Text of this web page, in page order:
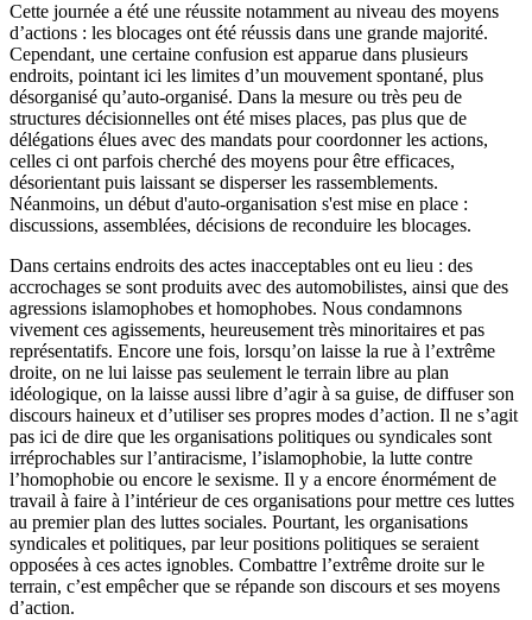
Cette journée a été une réussite notamment au niveau des moyens
d’actions : les blocages ont été réussis dans une grande majorité.
Cependant, une certaine confusion est apparue dans plusieurs
endroits, pointant ici les limites d’un mouvement spontané, plus
désorganisé qu’auto-organisé. Dans la mesure ou très peu de
structures décisionnelles ont été mises places, pas plus que de
délégations élues avec des mandats pour coordonner les actions,
celles ci ont parfois cherché des moyens pour être efficaces,
désorientant puis laissant se disperser les rassemblements.
Néanmoins, un début d'auto-organisation s'est mise en place :
discussions, assemblées, décisions de reconduire les blocages.
Dans certains endroits des actes inacceptables ont eu lieu : des
accrochages se sont produits avec des automobilistes, ainsi que des
agressions islamophobes et homophobes. Nous condamnons
vivement ces agissements, heureusement très minoritaires et pas
représentatifs. Encore une fois, lorsqu’on laisse la rue à l’extrême
droite, on ne lui laisse pas seulement le terrain libre au plan
idéologique, on la laisse aussi libre d’agir à sa guise, de diffuser son
discours haineux et d’utiliser ses propres modes d’action. Il ne s’agit
pas ici de dire que les organisations politiques ou syndicales sont
irréprochables sur l’antiracisme, l’islamophobie, la lutte contre
l’homophobie ou encore le sexisme. Il y a encore énormément de
travail à faire à l’intérieur de ces organisations pour mettre ces luttes
au premier plan des luttes sociales. Pourtant, les organisations
syndicales et politiques, par leur positions politiques se seraient
opposées à ces actes ignobles. Combattre l’extrême droite sur le
terrain, c’est empêcher que se répande son discours et ses moyens
d’action.